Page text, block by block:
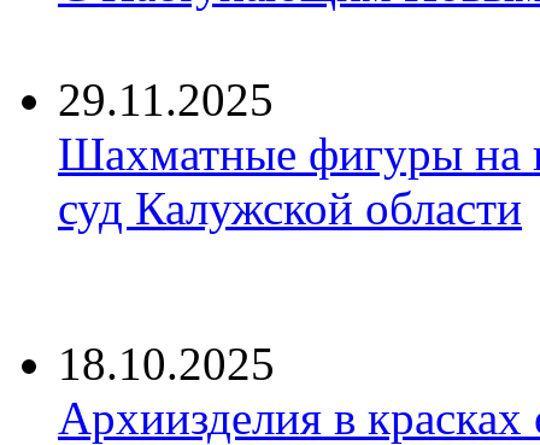
29.11.2025
Шахматные фигуры на
суд Калужской области
18.10.2025
Архиизделия в красках